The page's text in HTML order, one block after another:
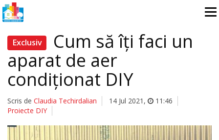
Exclusiv Cum să îți faci un
aparat de aer
condiționat DIY
Scris de Claudia Techirdalian 14 Jul 2021 ,
11:46
Proiecte DIY